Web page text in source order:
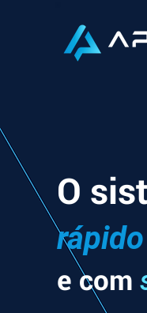
O
rápido
e com